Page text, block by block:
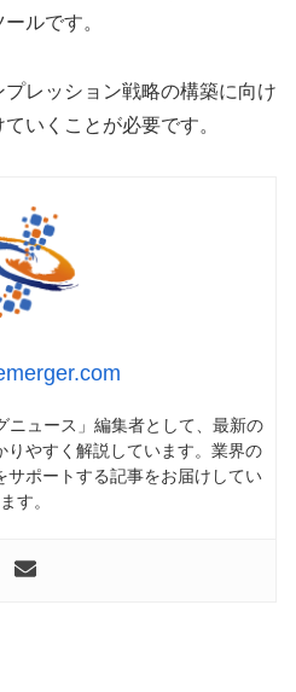
ルです。
レッション戦略の構築に向け
いくことが必要です。
ニュース」編集者として、最新の
りやすく解説しています。業界の
サポートする記事をお届けしてい
ます。